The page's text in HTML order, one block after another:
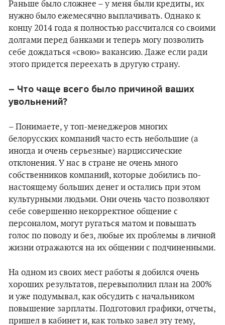
Раньше было сложнее – у меня были кредиты, их
нужно было ежемесячно выплачивать. Однако к
концу 2014 года я полностью рассчитался со своими
долгами перед банками и теперь могу позволить
себе дождаться «свою» вакансию. Даже если ради
этого придется переехать в другую страну.
– Что чаще всего было причиной ваших
увольнений?
– Понимаете, у топ-менеджеров многих
белорусских компаний часто есть небольшие (а
иногда и очень серьезные) нарциссические
отклонения. У нас в стране не очень много
собственников компаний, которые добились по-
настоящему больших денег и остались при этом
культурными людьми. Они очень часто позволяют
себе совершенно некорректное общение с
персоналом, могут ругаться матом и повышать
голос по поводу и без, любые их проблемы в личной
жизни отражаются на их общении с подчиненными.
На одном из своих мест работы я добился очень
хороших результатов, перевыполнил план на 200%
и уже подумывал, как обсудить с начальником
повышение зарплаты. Подготовил графики, отчеты,
пришел в кабинет и, как только завел эту тему,